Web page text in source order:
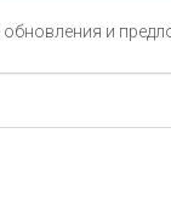
обновления и